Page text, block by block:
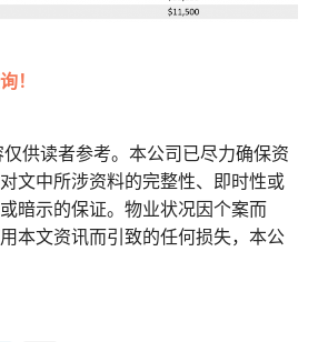
！
供读者参考。本公司已尽力确保资
文中所涉资料的完整性、即时性或
暗示的保证。物业状况因个案而
本文资讯而引致的任何损失，本公